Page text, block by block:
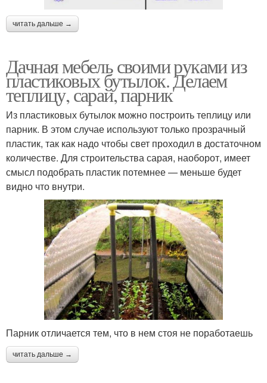
читать дальше →
Дачная мебель своими руками из
пластиковых бутылок. Делаем
теплицу, сарай, парник
Из пластиковых бутылок можно построить теплицу или
парник. В этом случае используют только прозрачный
пластик, так как надо чтобы свет проходил в достаточном
количестве. Для строительства сарая, наоборот, имеет
смысл подобрать пластик потемнее — меньше будет
видно что внутри.
Парник отличается тем, что в нем стоя не поработаешь
читать дальше →